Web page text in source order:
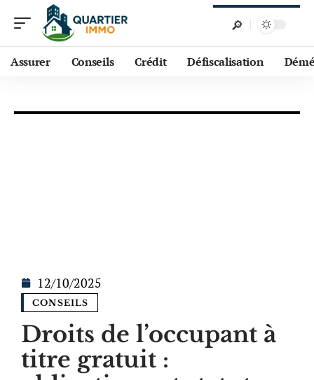
Assurer Conseils Crédit Défiscalisation
12/10/2025
CONSEILS
Droits de l’occupant à
titre gratuit :